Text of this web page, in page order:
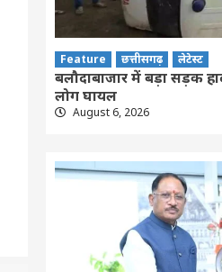
Feature छत्तीसगढ़ लेटेस्ट
बलौदाबाजार में बड़ा सड़क
लोग घायल
August 6, 2026